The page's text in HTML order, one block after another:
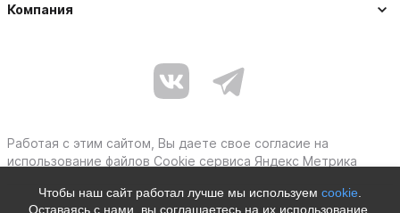
Чтобы наш сайт работал лучше мы используем cookie
Оставаясь с нами, вы соглашаетесь на их использование.
Компания
Работая с этим сайтом, Вы даете свое согласие на
использование файлов Cookie сервиса Яндекс Метрика